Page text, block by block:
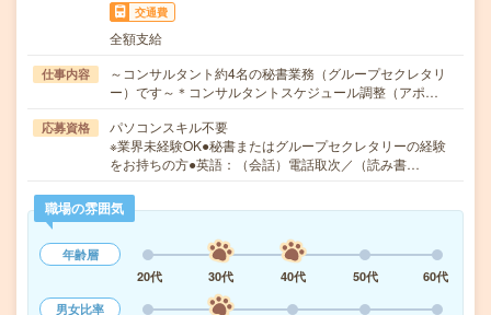
交通費
全額支給
仕事内容
～コンサルタント約4名の秘書業務（グループセクレタリ
ー）です～＊コンサルタントスケジュール調整（アポ…
応募資格
パソコンスキル不要
※業界未経験OK●秘書またはグループセクレタリーの経験
をお持ちの方●英語：（会話）電話取次／（読み書…
職場の雰囲気
年齢層
20代
30代 40代 50代
60代
男女比率